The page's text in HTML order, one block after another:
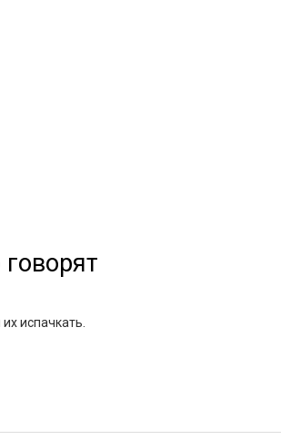
испачкать.